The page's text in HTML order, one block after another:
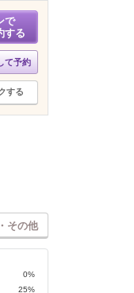
で
する
て予約
する
その他
0%
25%